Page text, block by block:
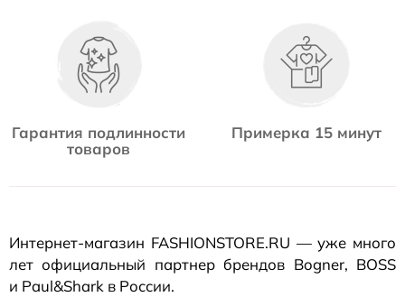
Гарантия подлинности
товаров
Примерка 15 минут
Интернет-магазин FASHIONSTORE.RU — уже много
лет официальный партнер брендов Bogner, BOSS
и Paul&Shark в России.